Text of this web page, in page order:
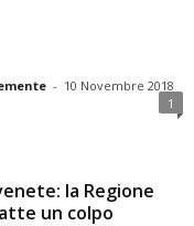
- 10 Novembre 2018
1
la Regione
un colpo